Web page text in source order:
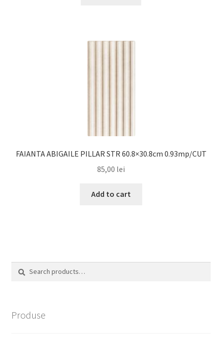
FAIANTA ABIGAILE PILLAR STR 60.8×30.8cm 0.93mp/CUT
85,00 lei
Add to cart
Search
Search
Produse